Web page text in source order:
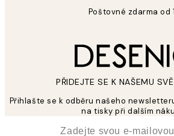
Poštovné zdarma od
PŘIDEJTE SE K NAŠEMU
Přihlašte se k odběru našeho
na tisky při dalším